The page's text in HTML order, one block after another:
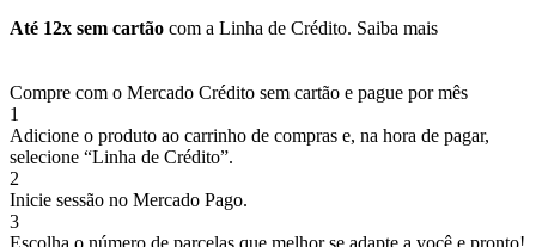
Até 12x sem cartão com a Linha de Crédito. Saiba mais
Compre com o Mercado Crédito sem cartão e pague por mês
1
Adicione o produto ao carrinho de compras e, na hora de pagar,
selecione “Linha de Crédito”.
2
Inicie sessão no Mercado Pago.
3